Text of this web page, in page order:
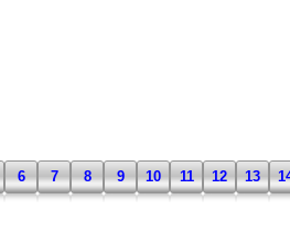
6 7 8 9 10 11 12 13